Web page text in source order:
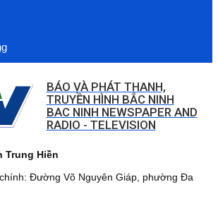
BÁO VÀ PHÁT THANH,
TRUYỀN HÌNH BẮC NINH
BAC NINH NEWSPAPER AND
RADIO - TELEVISION
Trung Hiền
Đường Võ Nguyên Giáp, phường Đa